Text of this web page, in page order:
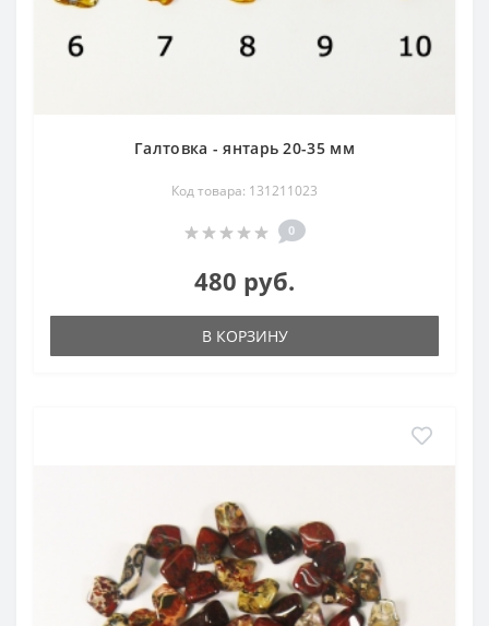
Галтовка - янтарь 20-35 мм
Код товара: 131211023
0
480 руб.
В КОРЗИНУ